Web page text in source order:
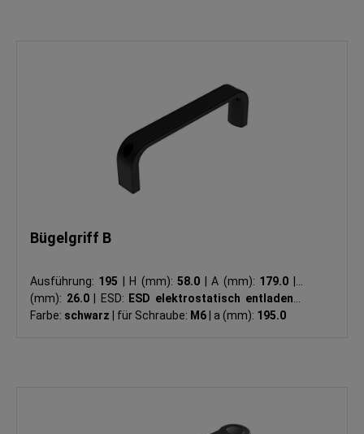
Bügelgriff B
Ausführung: 195 H (mm):58.0 A (mm): 179.0
(mm): 26.0 ESD: ESD elektrostatisch entladend
Farbe: schwarz für Schraube: M6 a (mm): 195.0